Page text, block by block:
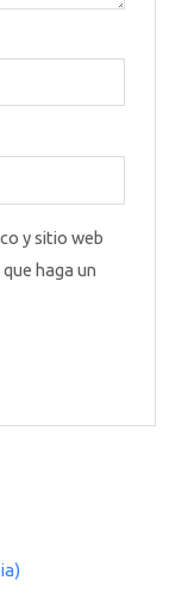
y sitio web
haga un